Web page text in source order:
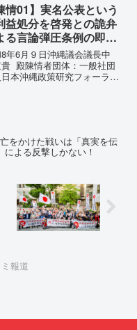
情01】実名公表という
益処分を啓発との詭弁
る言論弾圧条例の即時
停止を求める陳情
年6月９日沖縄議会議長中
貴 殿陳情者団体：一般社団
本沖縄政策研究フォーラム
をかけた戦いは「真実を伝
による反撃しかない！
報道